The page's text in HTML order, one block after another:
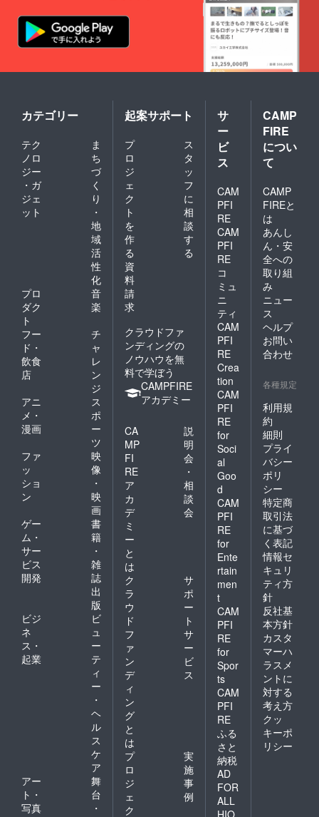
カテゴリー
テク
ノロ
ジー
・ガ
ジェ
ット
ま
ち
づ
く
り
・
地
域
活
性
化
プロ
ダク
ト
音
楽
フー
ド・
飲食
店
チ
ャ
レ
ン
ジ
アニ
メ・
漫画
ス
ポ
ー
ツ
ファ
ッ
ショ
ン
映
像
・
映
画
ゲー
ム・
サー
ビス
開発
書
籍
・
雑
誌
出
版
ビジ
ネ
ス・
起業
ビ
ュ
ー
テ
ィ
ー
・
ヘ
ル
ス
ケ
ア
アー
ト・
写真
舞
台
・
起案サポート
プ
ロ
ジ
ェ
ク
ト
を
作
る
ス
タ
ッ
フ
に
相
談
す
る
資
料
請
求
クラウドファ
ンディングの
ノウハウを無
料で学ぼう
CAMPFIRE
アカデミー
CA
MP
FI
RE
ア
カ
デ
ミ
ー
と
は
説
明
会
・
相
談
会
ク
ラ
ウ
ド
フ
ァ
ン
デ
ィ
ン
グ
と
は
サ
ポ
ー
ト
サ
ー
ビ
ス
プ
ロ
ジ
ェ
ク
実
施
事
例
サ
ー
ビ
ス
CAM
PFI
RE
CAM
PFI
RE
コ
ミュ
ニ
ティ
CAM
PFI
RE
Crea
tion
CAM
PFI
RE
for
Soci
al
Goo
d
CAM
PFI
RE
for
Ente
rtain
men
t
CAM
PFI
RE
for
Spor
ts
CAM
PFI
RE
ふる
さと
納税
AD
FOR
ALL
CAMP
FIRE
につい
て
CAMP
FIREと
は
あんし
ん・安
全への
取り組
み
ニュー
ス
ヘルプ
お問い
合わせ
各種規定
利用規
約
細則
プライ
バシー
ポリ
シー
特定商
取引法
に基づ
く表記
情報セ
キュリ
ティ方
針
反社基
本方針
カスタ
マーハ
ラスメ
ントに
対する
考え方
クッ
キーポ
リシー